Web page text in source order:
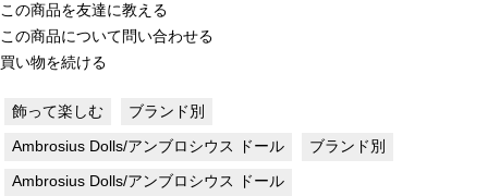
この商品を友達に教える
この商品について問い合わせる
買い物を続ける
飾って楽しむ ブランド別
Ambrosius Dolls/アンブロシウス ドール ブランド別
Ambrosius Dolls/アンブロシウス ドール